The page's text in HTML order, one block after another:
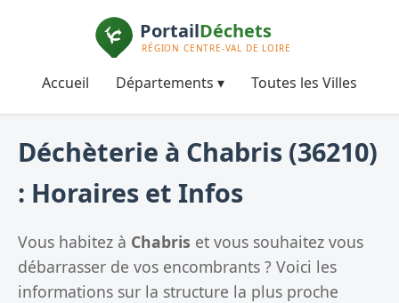
Accueil Départements ▾ Toutes les Villes
Déchèterie à Chabris (36210)
: Horaires et Infos
Vous habitez à Chabris et vous souhaitez vous
débarrasser de vos encombrants ? Voici les
informations sur la structure la plus proche